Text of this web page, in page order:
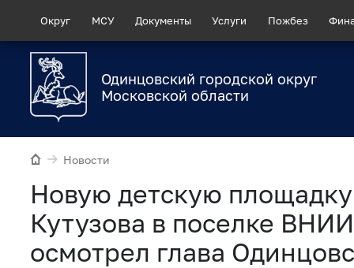
Округ МСУ Документы Услуги Пожбез
Одинцовский городской округ
Московской области
Новости
Новую детскую
Кутузова в поселке
осмотрел глава